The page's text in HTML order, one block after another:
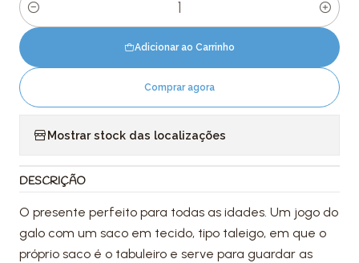
Quantidade
Adicionar ao Carrinho
Comprar agora
Mostrar stock das localizações
DESCRIÇÃO
O presente perfeito para todas as idades. Um jogo do
galo com um saco em tecido, tipo taleigo, em que o
próprio saco é o tabuleiro e serve para guardar as